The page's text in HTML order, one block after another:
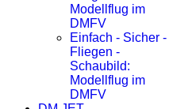
Modellflug im
DMFV
Einfach - Sicher -
Fliegen -
Schaubild:
Modellflug im
DMFV